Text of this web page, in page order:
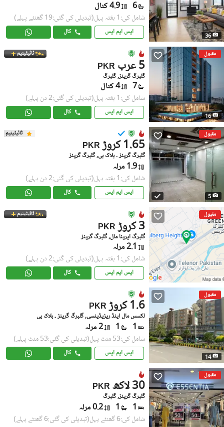
36
6 4.9 کنال
شامل کی:1 ہفتہ پہل (تبدیلی کی گئی:19 گھنٹے پہلے)
ایس ایم ایس کال
مقبول
16
ٹائیٹینیم
PKR 5 عرب
گلبرگ گرینز, گلبرگ
7 4 کنال
شامل کی:1 ہفتہ پہل (تبدیلی کی گئی:2 دن پہلے)
ایس ایم ایس کال
مقبول
5
ٹائیٹینیم
PKR 1.65 کروڑ
گلبرگ گرینز ۔ بلاک بی, گلبرگ گرینز
1.9 مرلہ
شامل کی:1 ہفتہ پہل (تبدیلی کی گئی:2 دن پہلے)
ایس ایم ایس کال
مقبول ٹائیٹینیم
PKR 3 کروڑ
گلبرگ ایرینا مال, گلبرگ گرینز
2.1 مرلہ
شامل کی:1 ہفتہ پہل (تبدیلی کی گئی:2 دن پہلے)
ایس ایم ایس کال
مقبول
14
PKR 1.6 کروڑ
لکسس مال اینڈ ریزیڈینسی, گلبرگ گرینز ۔ بلاک بی
1
1 2 مرلہ
شامل کی:53 منٹ پہل (تبدیلی کی گئی:53 منٹ پہلے)
ایس ایم ایس کال
مقبول
PKR 30 لاکھ
گلبرگ گرینز, گلبرگ
1
1 0.2 مرلہ
شامل کی:6 گھنٹے پہل (تبدیلی کی گئی:6 گھنٹے پہلے)